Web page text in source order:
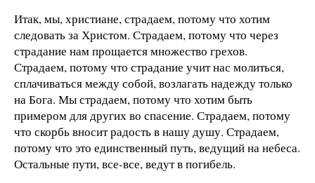
Итак, мы, христиане, страдаем, потому что хотим
следовать за Христом. Страдаем, потому что через
страдание нам прощается множество грехов.
Страдаем, потому что страдание учит нас молиться,
сплачиваться между собой, возлагать надежду только
на Бога. Мы страдаем, потому что хотим быть
примером для других во спасение. Страдаем, потому
что скорбь вносит радость в нашу душу. Страдаем,
потому что это единственный путь, ведущий на небеса.
Остальные пути, все-все, ведут в погибель.